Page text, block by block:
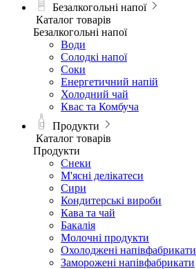
Безалкогольні напої
Каталог товарів
Безалкогольні напої
Води
Солодкі напої
Соки
Енергетичний напій
Холодний чай
Квас та Комбуча
Продукти
Каталог товарів
Продукти
Снеки
М'ясні делікатеси
Сири
Кондитерські вироби
Кава та чай
Бакалія
Молочні продукти
Охолоджені напівфабрикати
Заморожені напівфабрикати